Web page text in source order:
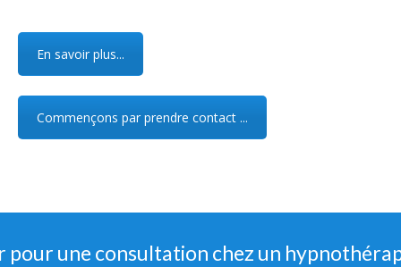
En savoir plus...
Commençons par prendre contact ...
une consultation chez un